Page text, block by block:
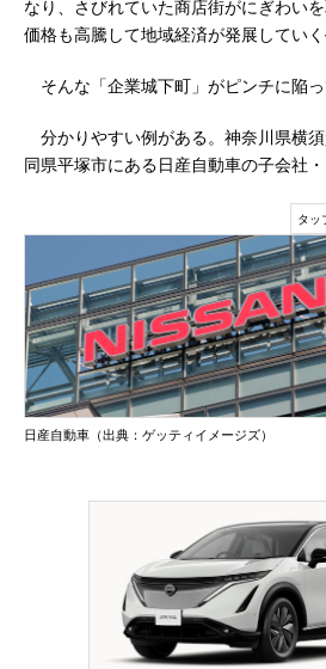
なり、さびれていた商店街がにぎわい
価格も高騰して地域経済が発展してい
そんな「企業城下町」がピンチに陥っ
分かりやすい例がある。神奈川県横須
同県平塚市にある日産自動車の子会社
日産自動車（出典：ゲッティイメージズ）